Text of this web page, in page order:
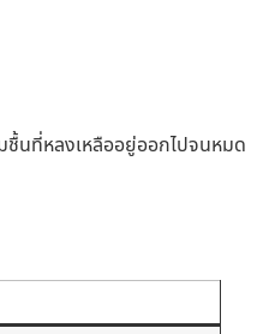
ชื้นที่หลงเหลืออยู่ออกไปจนหมด